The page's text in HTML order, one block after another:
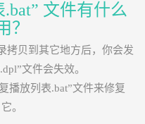
文件有什么
？
拷贝到其它地方后，你会发
文件会失效。
播放列表.bat”文件来修复
它。